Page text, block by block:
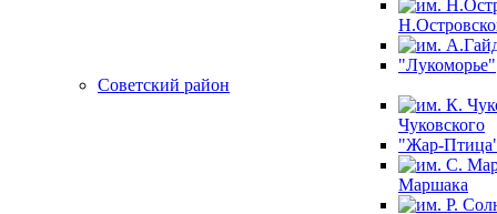
"Лукоморье"
Советский район
Чуковского
"Жар-
Маршака